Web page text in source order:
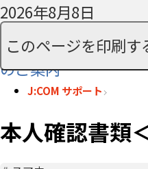
2026年8月8日
SMS利用料に関す
のご案内
このページを印刷す
J:COM サポート
本人確認書類